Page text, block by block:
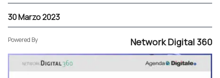
30 Marzo 2023
Powered By Network Digital 360